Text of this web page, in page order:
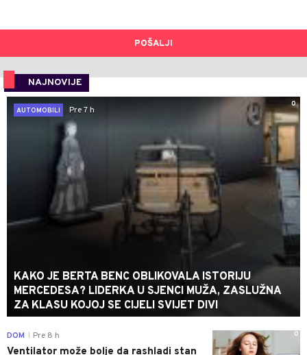
POŠALJI
NAJNOVIJE
0
AUTOMOBILI
Pre 7 h
KAKO JE BERTA BENC OBLIKOVALA ISTORIJU
MERCEDESA? LIDERKA U SJENCI MUŽA, ZASLUŽNA
ZA KLASU KOJOJ SE CIJELI SVIJET DIVI
0
DOM Pre 8 h
Ventilator može bolje da rashladi stan